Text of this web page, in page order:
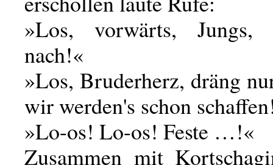
»Los, vorwärts, Jungs,
nach!«
»Los, Bruderherz, dräng
wir werden's schon
»Lo-os! Lo-os! Feste …!«
Zusammen mit